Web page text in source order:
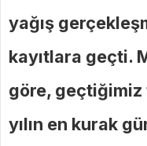
yağış
kayıtlara geçti.
göre, geçtiğimiz
yılın en kurak